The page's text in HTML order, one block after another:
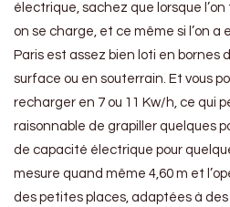
électrique, sachez que lorsque
on se charge, et ce même si l’on a
Paris est assez bien loti en bornes
surface ou en souterrain. Et vous
recharger en 7 ou 11 Kw/h, ce qui
raisonnable de grapiller quelques
de capacité électrique pour
mesure quand même 4,60 m et
des petites places, adaptées à